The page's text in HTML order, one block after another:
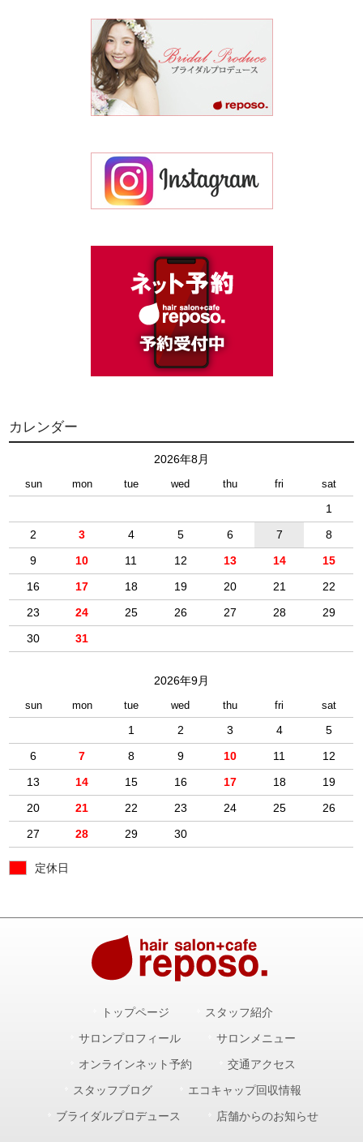
カレンダー
2026年8月
sun mon tue wed thu fri sat
1
2
3 4 5 6 7
8
9
10 11 12 13 14
15
16
17 18 19 20 21
22
23
24 25 26 27 28
29
30
31
2026年9月
sun mon tue wed thu fri sat
1 2 3 4
5
6
7 8 9 10 11
12
13
14 15 16 17 18
19
20
21 22 23 24 25
26
27
28 29 30
定休日
トップページ スタッフ紹介
サロンプロフィール サロンメニュー
オンラインネット予約 交通アクセス
スタッフブログ エコキャップ回収情報
ブライダルプロデュース 店舗からのお知らせ